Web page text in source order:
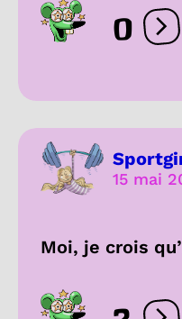
0
15 mai
Moi, je crois